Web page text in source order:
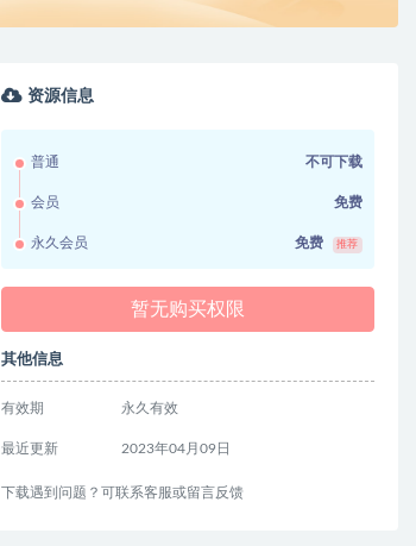
资源信息
普通 不可下载
会员 免费
永久会员 免费 推荐
暂无购买权限
其他信息
有效期 永久有效
最近更新 2023年04月09日
下载遇到问题？可联系客服或留言反馈